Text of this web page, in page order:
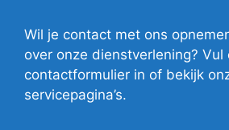
Wil je contact met ons
over onze dienstverlening? Vul
contactformulier in of bekijk
servicepagina’s.